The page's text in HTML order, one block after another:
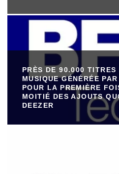
PRÈS DE 90.000
MUSIQUE GÉNÉRÉE
POUR LA PREMIÈRE
MOITIÉ DES AJOUTS
DEEZER